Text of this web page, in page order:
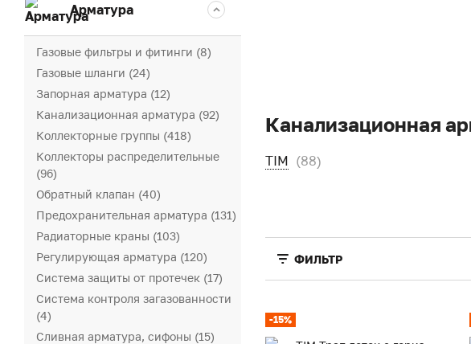
Арматура
Газовые фильтры и фитинги (8)
Газовые шланги (24)
Запорная арматура (12)
Канализационная арматура (92)
Коллекторные группы (418)
Коллекторы распределительные
(96)
Обратный клапан (40)
Предохранительная арматура (131)
Радиаторные краны (103)
Регулирующая арматура (120)
Система защиты от протечек (17)
Система контроля загазованности
(4)
Сливная арматура, сифоны (15)
Канализационная
TIM (88)
ФИЛЬТР
-15%